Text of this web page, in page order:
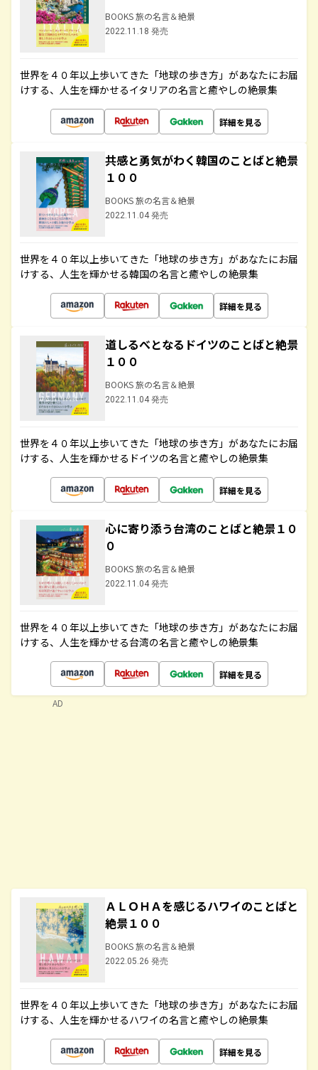
BOOKS 旅の名言＆絶景
2022.11.18 発売
世界を４０年以上歩いてきた「地球の歩き方」があなたにお届
けする、人生を輝かせるイタリアの名言と癒やしの絶景集
詳細を見る
共感と勇気がわく韓国のことばと絶景
１００
BOOKS 旅の名言＆絶景
2022.11.04 発売
世界を４０年以上歩いてきた「地球の歩き方」があなたにお届
けする、人生を輝かせる韓国の名言と癒やしの絶景集
詳細を見る
道しるべとなるドイツのことばと絶景
１００
BOOKS 旅の名言＆絶景
2022.11.04 発売
世界を４０年以上歩いてきた「地球の歩き方」があなたにお届
けする、人生を輝かせるドイツの名言と癒やしの絶景集
詳細を見る
心に寄り添う台湾のことばと絶景１０
０
BOOKS 旅の名言＆絶景
2022.11.04 発売
世界を４０年以上歩いてきた「地球の歩き方」があなたにお届
けする、人生を輝かせる台湾の名言と癒やしの絶景集
詳細を見る
ＡＬＯＨＡを感じるハワイのことばと
絶景１００
BOOKS 旅の名言＆絶景
2022.05.26 発売
世界を４０年以上歩いてきた「地球の歩き方」があなたにお届
けする、人生を輝かせるハワイの名言と癒やしの絶景集
詳細を見る
AD